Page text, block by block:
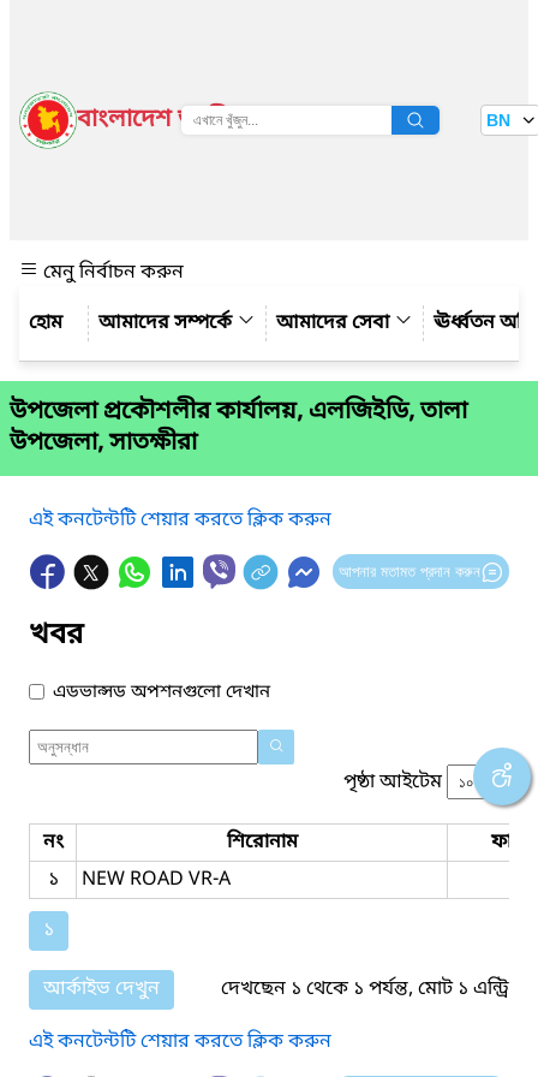
বাংলাদেশ জাতীয় তথ্য বাতায়ন BN
মেনু নির্বাচন করুন
আমাদের সম্পর্কে
আমাদের সেবা ঊর্ধ্বতন
উপজেলা প্রকৌশলীর কার্যালয়, এলজিইডি, তালা
উপজেলা, সাতক্ষীরা
এই কনটেন্টটি শেয়ার করতে ক্লিক করুন
আপনার মতামত প্রদান করুন
খবর
এডভান্সড অপশনগুলো দেখান
পৃষ্ঠা আইটেম
নং শিরোনাম
ফাইল
১
NEW ROAD VR-A
১
আর্কাইভ দেখুন
দেখছেন ১ থেকে ১ পর্যন্ত, মোট ১ এন্ট্রি
এই কনটেন্টটি শেয়ার করতে ক্লিক করুন